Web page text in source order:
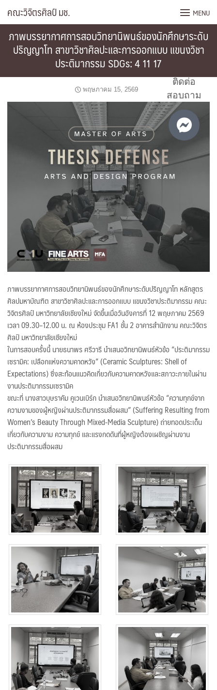
คณะวิจิตรศิลป์ มช. MENU
ภาพบรรยากาศการสอบวิทยานิพนธ์ของนักศึกษาระดับ
ปริญญาโท สาขาวิชาศิลปะและการออกแบบ แขนงวิชา
ประติมากรรม SDGs: 4 11 17
พฤษภาคม 15, 2569
ภาพบรรยากาศการสอบวิทยานิพนธ์ของนักศึกษาระดับปริญญาโท หลักสูตร
ศิลปมหาบัณฑิต สาขาวิชาศิลปะและการออกแบบ แขนงวิชาประติมากรรม คณะ
วิจิตรศิลป์ มหาวิทยาลัยเชียงใหม่ จัดขึ้นเมื่อวันอังคารที่ 12 พฤษภาคม 2569
เวลา 09.30–12.00 น. ณ ห้องประชุม FA1 ชั้น 2 อาคารสำนักงาน คณะวิจิตร
ศิลป์ มหาวิทยาลัยเชียงใหม่
ในการสอบครั้งนี้ นายธนาพร ศรีวารี นำเสนอวิทยานิพนธ์หัวข้อ “ประติมากรรม
เซรามิค: เปลือกแห่งความคาดหวัง” (Ceramic Sculptures: Shell of
Expectations) ซึ่งสะท้อนแนวคิดเกี่ยวกับความคาดหวังและสภาวะภายในผ่าน
งานประติมากรรมเซรามิค
ขณะที่ นางสาวบุษราคัม คูเวนเบิร์ก นำเสนอวิทยานิพนธ์หัวข้อ “ความทุกข์จาก
ความงามของผู้หญิงผ่านประติมากรรมสื่อผสม” (Suffering Resulting from
Women’s Beauty Through Mixed-Media Sculpture) ถ่ายทอดประเด็น
เกี่ยวกับความงาม ความทุกข์ และแรงกดดันที่ผู้หญิงต้องเผชิญผ่านงาน
ประติมากรรมสื่อผสม
ติดต่อ
สอบถาม